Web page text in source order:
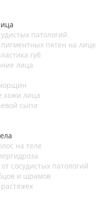
патологий
пятен на лице
губ
лица
кожи лица
сыпи
на теле
сосудистых патологий
и шрамов